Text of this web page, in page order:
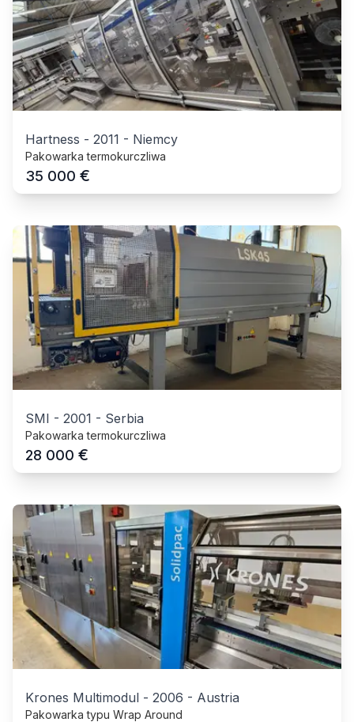
Hartness - 2011 - Niemcy
Pakowarka termokurczliwa
35 000 €
SMI - 2001 - Serbia
Pakowarka termokurczliwa
28 000 €
Krones Multimodul - 2006 - Austria
Pakowarka typu Wrap Around